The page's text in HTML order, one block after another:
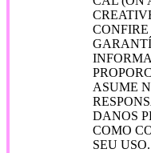
ASUME
DANOS
COMO
SEU USO.